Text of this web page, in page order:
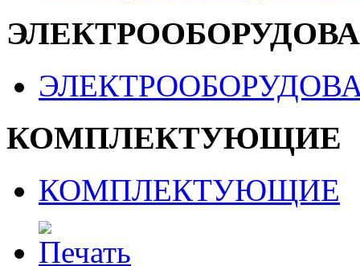
КОМПЛЕКТУЮЩИЕ
КОМПЛЕКТУЮЩИЕ